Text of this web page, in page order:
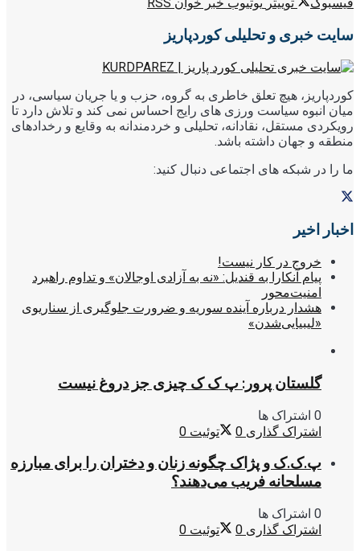
فیسبوک توییتر یوتیوب خبر خوان RSS
سایت خبری و تحلیلی کوردپاریز
کوردپاریز، هیچ تعلق خاطری به گروه، حزب و یا جریان سیاسی، در
میان انبوه سیاست ورزی های رایج احساس نمی کند و تلاش دارد تا
رویکردی مستقل، نقادانه، تحلیلی و خردمندانه به وقایع و رخدادهای
منطقه و جهان داشته باشد.
ما را در شبکه های اجتماعی دنبال کنید:
اخبار اخیر
خروج در کار نیست!
پیام آنکارا به قندیل: «نه به آزادی اوجالان» و تداوم راهبرد
امنیت‌محور
هشدار درباره آینده سوریه و ضرورت جلوگیری از سناریوی
«لیبیایی‌شدن»
گلستان پرور: پ ک ک چیزی جز دروغ نیست
0 اشتراک ها
اشتراک گذاری 0 توئیت 0
پ.ک.ک و پژاک چگونه زنان و دختران را برای مبارزه
مسلحانه فریب می‌دهند؟
0 اشتراک ها
اشتراک گذاری 0 توئیت 0